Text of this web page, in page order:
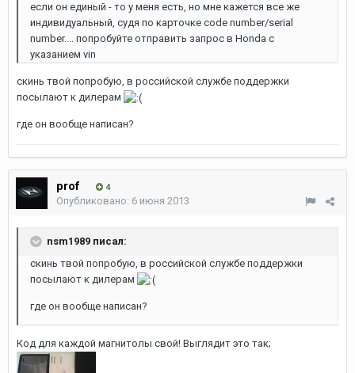
если он единый - то у меня есть, но мне кажется все же
индивидуальный, судя по карточке code number/serial
number.... попробуйте отправить запрос в Honda с
указанием vin
скинь твой попробую, в российской службе поддержки
посылают к дилерам
где он вообще написан?
prof 4
Опубликовано: 6 июня 2013
nsm1989 писал:
скинь твой попробую, в российской службе поддержки
посылают к дилерам
где он вообще написан?
Код для каждой магнитолы свой! Выглядит это так;